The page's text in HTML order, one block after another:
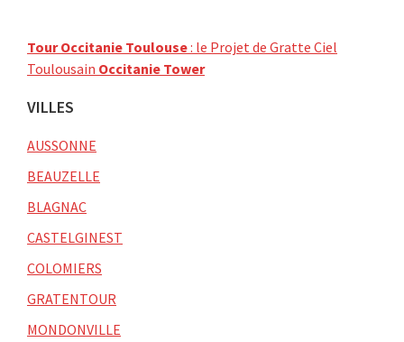
Tour Occitanie Toulouse: le Projet de Gratte Ciel
Toulousain Occitanie Tower
VILLES
AUSSONNE
BEAUZELLE
BLAGNAC
CASTELGINEST
COLOMIERS
GRATENTOUR
MONDONVILLE